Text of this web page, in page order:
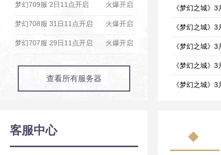
火爆开启
梦幻709服 2日11点开启
火爆开启
梦幻708服 31日11点开启
火爆开启
梦幻707服 29日11点开启
查看所有服务器
客服中心
03-17
《梦幻之城》
03-17
《梦幻之城》
03-10
《梦幻之城》
03-10
《梦幻之城》
03-03
《梦幻之城》
《梦幻之城》